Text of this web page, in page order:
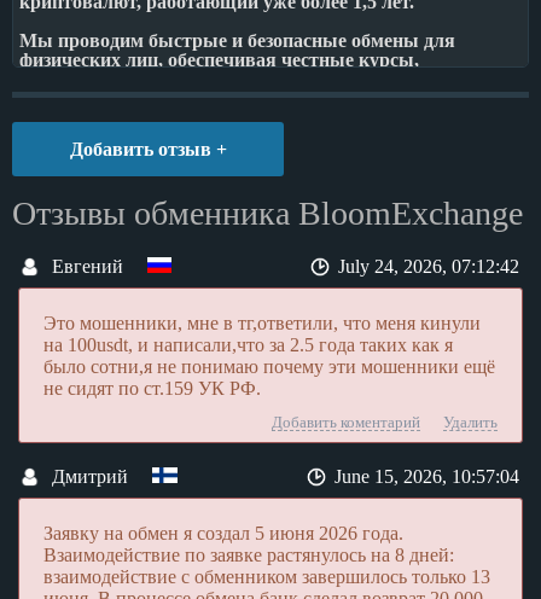
Мы проводим быстрые и безопасные обмены для
физических лиц, обеспечивая честные курсы,
каждому клиенту.
доверие сотен пользователей благодаря стабильности,
скорости и профессиональной поддержке.
Каждая сделка проходит максимально безопасно и
конфиденциально — без скрытых комиссий и лишних
шагов.
Просто выберите нужное направление обмена, укажите
минуты.
С BLOOM EXCHANGE обмен криптовалюты
становится простым, надёжным и выгодным.
Добавить отзыв +
Отзывы обменника BloomExchange
Евгений July 24, 2026, 07:12:42
Это мошенники, мне в тг,ответили, что меня кинули
на 100usdt, и написали,что за 2.5 года таких как я
было сотни,я не понимаю почему эти мошенники ещё
не сидят по ст.159 УК РФ.
Добавить коментарий Удалить
Дмитрий June 15, 2026, 10:57:04
Заявку на обмен я создал 5 июня 2026 года.
Взаимодействие по заявке растянулось на 8 дней:
взаимодействие с обменником завершилось только 13